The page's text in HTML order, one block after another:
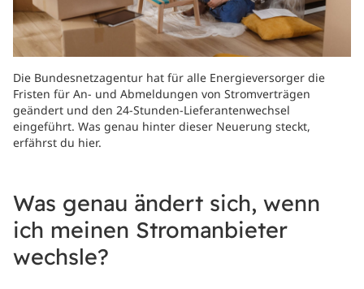
Die Bundesnetzagentur hat für alle Energieversorger die
Fristen für An- und Abmeldungen von Stromverträgen
geändert und den 24-Stunden-Lieferantenwechsel
eingeführt. Was genau hinter dieser Neuerung steckt,
erfährst du hier.
Was genau ändert sich, wenn
ich meinen Stromanbieter
wechsle?